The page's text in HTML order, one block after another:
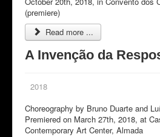
(premiere)
Read more ...
A Invenção da
2018
Choreography by Bruno Duarte and
Premiered on March 27th, 2018, at
Contemporary Art Center, Almada